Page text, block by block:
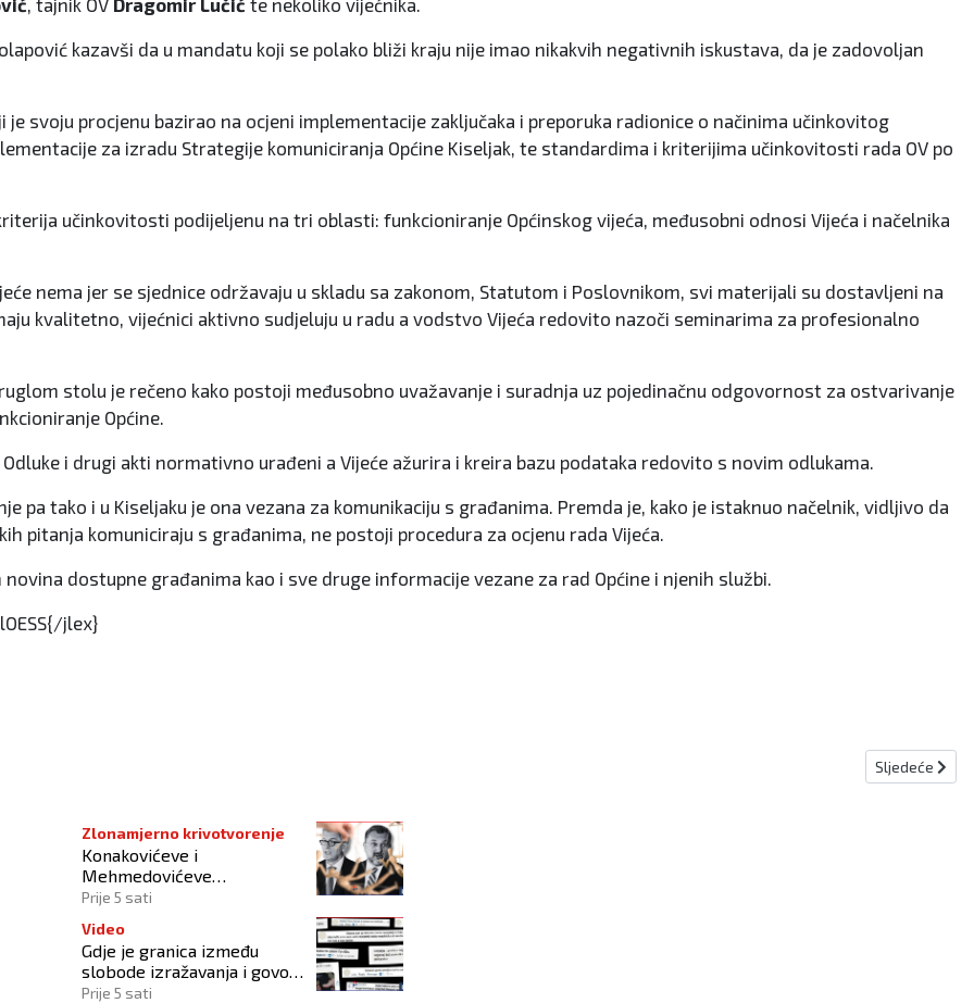
kazavši da u mandatu koji se polako bliži kraju nije imao nikakvih negativnih iskustava, da je zadovoljan
je svoju procjenu bazirao na ocjeni implementacije zaključaka i preporuka radionice o načinima učinkovitog
za izradu Strategije komuniciranja Općine Kiseljak, te standardima i kriterijima učinkovitosti rada OV po
učinkovitosti podijeljenu na tri oblasti: funkcioniranje Općinskog vijeća, međusobni odnosi Vijeća i načelnika
nema jer se sjednice održavaju u skladu sa zakonom, Statutom i Poslovnikom, svi materijali su dostavljeni na
kvalitetno, vijećnici aktivno sudjeluju u radu a vodstvo Vijeća redovito nazoči seminarima za profesionalno
stolu je rečeno kako postoji međusobno uvažavanje i suradnja uz pojedinačnu odgovornost za ostvarivanje
Općine.
i drugi akti normativno urađeni a Vijeće ažurira i kreira bazu podataka redovito s novim odlukama.
pa tako i u Kiseljaku je ona vezana za komunikaciju s građanima. Premda je, kako je istaknuo načelnik, vidljivo da
pitanja komuniciraju s građanima, ne postoji procedura za ocjenu rada Vijeća.
dostupne građanima kao i sve druge informacije vezane za rad Općine i njenih službi.
jlex}
Sljedeći
Sljedeće
Zlonamjerno krivotvorenje
Konakovićeve i
Mehmedovićeve
manipulacije ne osporavaju
Prije 5 sati
Video
Gdje je granica između
slobode izražavanja i govora
mržnje?
Prije 5 sati